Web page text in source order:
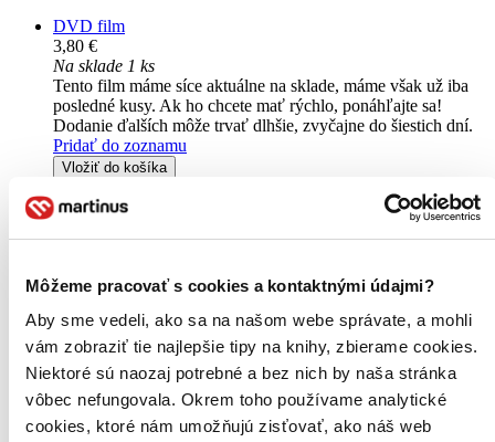
Môžeme pracovať s cookies a kontaktnými údajmi?
Aby sme vedeli, ako sa na našom webe správate, a mohli
vám zobraziť tie najlepšie tipy na knihy, zbierame cookies.
Niektoré sú naozaj potrebné a bez nich by naša stránka
vôbec nefungovala. Okrem toho používame analytické
cookies, ktoré nám umožňujú zisťovať, ako náš web
DVD film
3,80 €
Na sklade 1 ks
Tento film máme síce aktuálne na sklade, máme však už iba
posledné kusy. Ak ho chcete mať rýchlo, ponáhľajte sa!
Dodanie ďalších môže trvať dlhšie, zvyčajne do šiestich dní.
Pridať do zoznamu
Vložiť do košíka